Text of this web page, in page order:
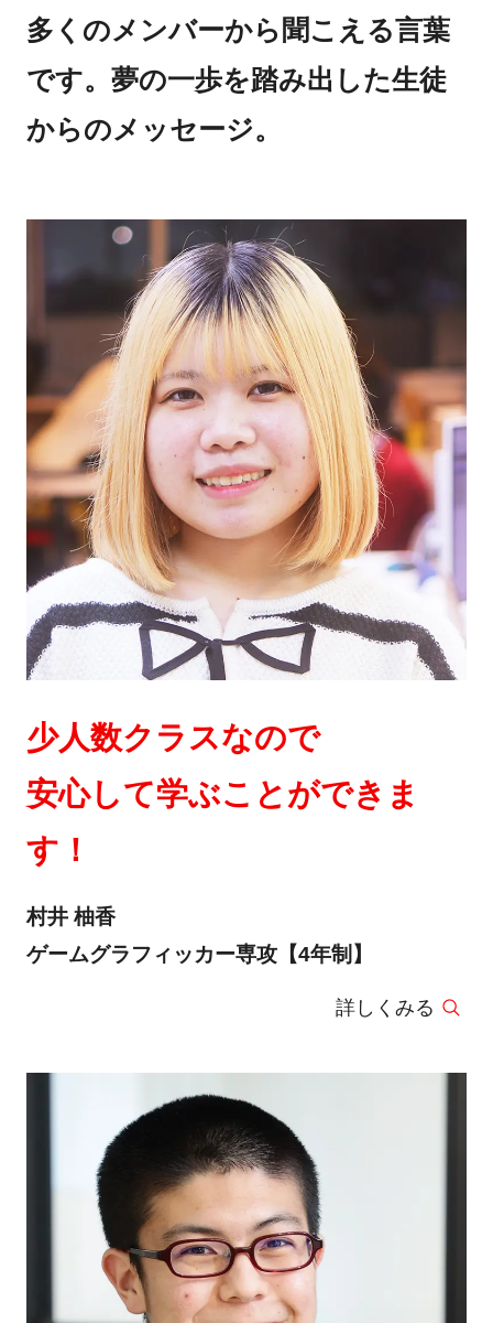
多くのメンバーから聞こえる言葉
です。夢の一歩を踏み出した生徒
からのメッセージ。
少人数クラスなので
安心して学ぶことができま
す！
村井 柚香
ゲームグラフィッカー専攻【4年制】
詳しくみる